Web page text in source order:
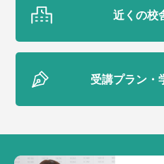
近くの校
受講プラン・